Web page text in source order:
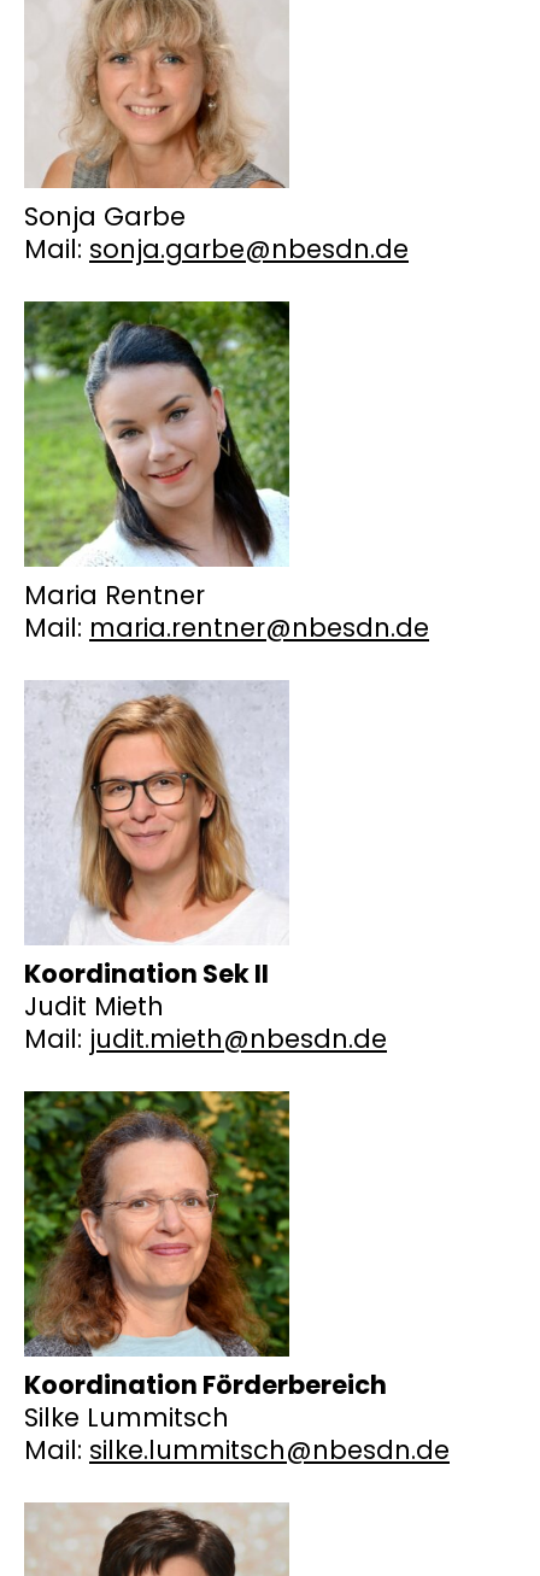
Sonja Garbe
Mail: sonja.garbe@nbesdn.de
Maria Rentner
Mail: maria.rentner@nbesdn.de
Koordination Sek II
Judit Mieth
Mail: judit.mieth@nbesdn.de
Koordination Förderbereich
Silke Lummitsch
Mail: silke.lummitsch@nbesdn.de